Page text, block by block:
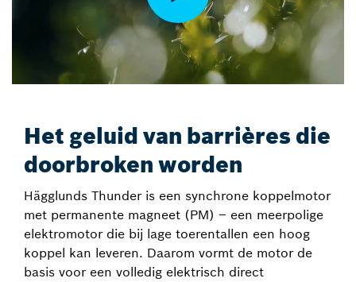
Het geluid van barrières die
doorbroken worden
Hägglunds Thunder is een synchrone koppelmotor
met permanente magneet (PM) – een meerpolige
elektromotor die bij lage toerentallen een hoog
koppel kan leveren. Daarom vormt de motor de
basis voor een volledig elektrisch direct